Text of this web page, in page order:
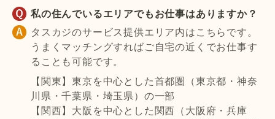
私の住んでいるエリアでもお仕事はありますか？
タスカジのサービス提供エリア内はこちらです。
うまくマッチングすればご自宅の近くでお仕事す
ることも可能です。
【関東】東京を中心とした首都圏（東京都・神奈
川県・千葉県・埼玉県）の一部
【関西】大阪を中心とした関西（大阪府・兵庫